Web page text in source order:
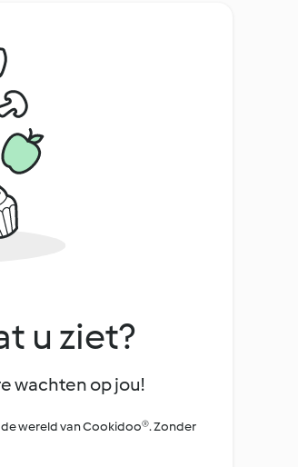
u ziet?
wachten op jou!
wereld van Cookidoo®. Zonder